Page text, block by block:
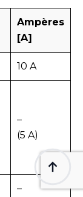
Ampères
[A]
10 A
–
(5 A)
–